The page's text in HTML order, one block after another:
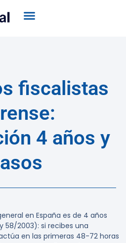
fiscalistas
4 años y
en España es de 4 años
58/2003): si recibes una
en las primeras 48-72 horas